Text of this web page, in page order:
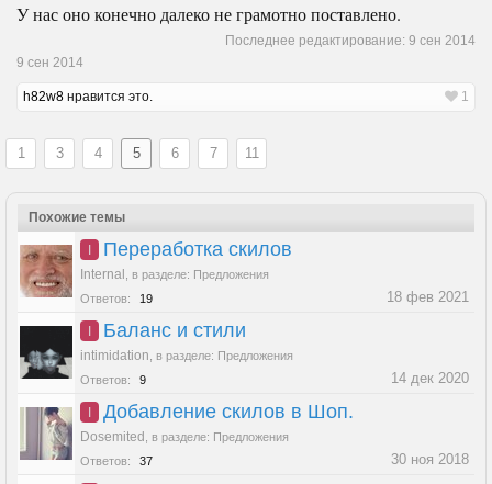
У нас оно конечно далеко не грамотно поставлено.
Последнее редактирование: 9 сен 2014
9 сен 2014
h82w8 нравится это. 1
1 3 4 5 6 7 11
Похожие темы
I Переработка скилов
Internal в разделе: Предложения
Ответов:
19 18 фев 2021
I Баланс и стили
intimidation в разделе: Предложения
Ответов:
9 14 дек 2020
I Добавление скилов в Шоп.
Dosemited в разделе: Предложения
Ответов:
37 30 ноя 2018